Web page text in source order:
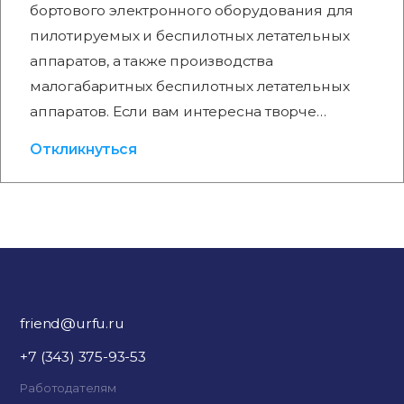
бортового электронного оборудования для
пилотируемых и беспилотных летательных
аппаратов, а также производства
малогабаритных беспилотных летательных
аппаратов. Если вам интересна творче…
Откликнуться
friend@urfu.ru
+7 (343) 375-93-53
Работодателям